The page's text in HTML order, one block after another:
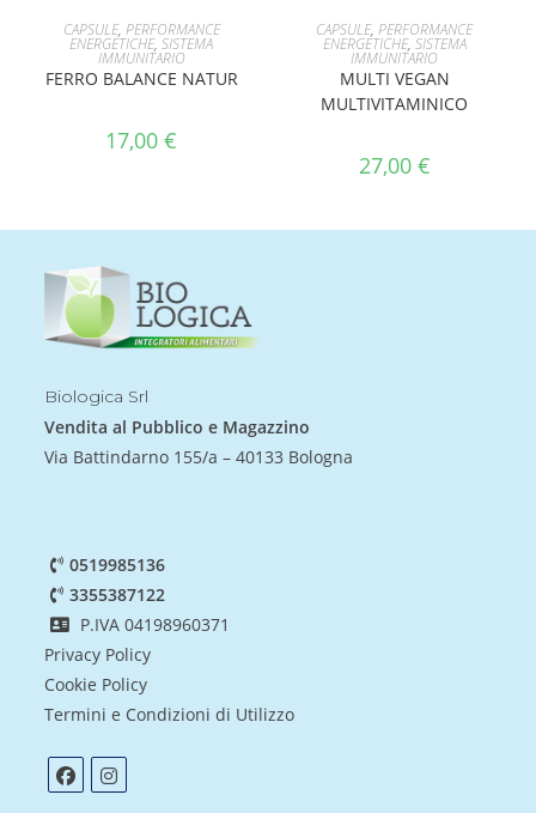
AGGIUNGI AL CARRELLO
CAPSULE, PERFORMANCE
ENERGETICHE,SISTEMA
IMMUNITARIO
FERRO BALANCE NATUR
17,00€
AGGIUNGI AL CARRELLO
CAPSULE,PERFORMANCE
ENERGETICHE, SISTEMA
IMMUNITARIO
MULTI VEGAN
MULTIVITAMINICO
27,00 €
Biologica Srl
Vendita al Pubblico e Magazzino
Via Battindarno 155/a – 40133 Bologna
0519985136
3355387122
P.IVA 04198960371
Privacy Policy
Cookie Policy
Termini e Condizioni di Utilizzo